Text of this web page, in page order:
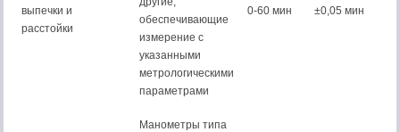
выпечки и
расстойки
обеспечивающие
измерение с
указанными
метрологическими
параметрами
0-60 мин ±0,05 мин
Манометры типа